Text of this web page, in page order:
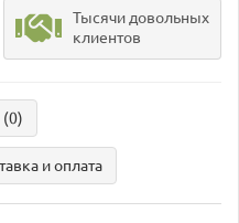
Тысячи довольных
клиентов
и оплата